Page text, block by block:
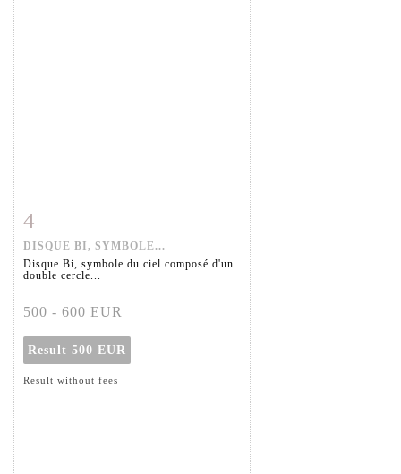
4
DISQUE BI, SYMBOLE...
Disque Bi, symbole du ciel composé d'un
double cercle...
500 - 600 EUR
Result 500 EUR
Result without fees